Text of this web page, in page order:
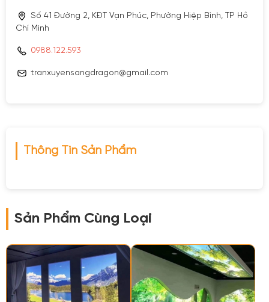
Số 41 Đường 2, KĐT Vạn Phúc, Phường Hiệp Bình, TP Hồ
Chí Minh
0988.122.593
tranxuyensangdragon@gmail.com
Thông Tin Sản Phẩm
Sản Phẩm Cùng Loại